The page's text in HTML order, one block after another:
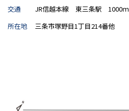
交通
JR信越本線 東三条駅 1000ｍ
所在地
三条市塚野目1丁目214番他